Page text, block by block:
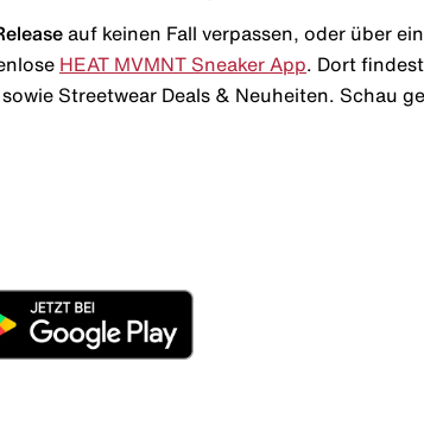
auf keinen Fall verpassen, oder über
HEAT MVMNT Sneaker App . Dort
Streetwear Deals & Neuheiten. Schau